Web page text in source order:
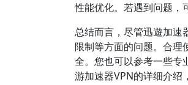
性能优化。若遇到问题，
总结而言，尽管迅遊加速
限制等方面的问题。合理
全。您也可以参考一些专
游加速器VPN的详细介绍